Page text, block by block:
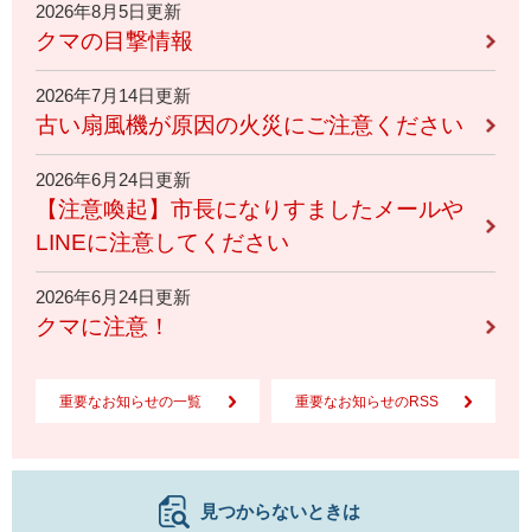
2026年8月5日更新
クマの目撃情報
2026年7月14日更新
古い扇風機が原因の火災にご注意ください
2026年6月24日更新
【注意喚起】市長になりすましたメールや
LINEに注意してください
2026年6月24日更新
クマに注意！
重要なお知らせの一覧 重要なお知らせのRSS
見つからないときは